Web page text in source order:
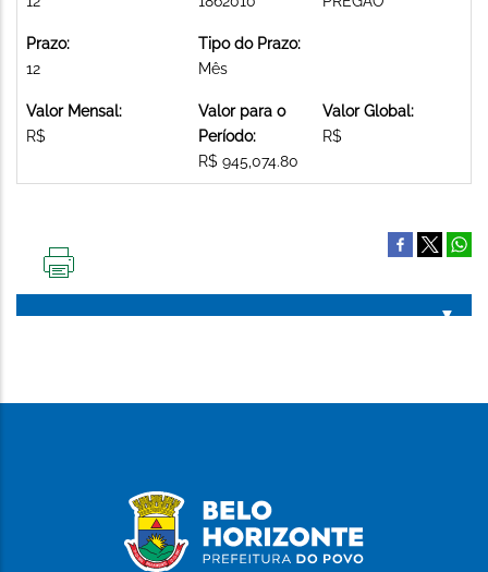
Prazo:
12
Tipo do Prazo:
Mês
Valor Mensal:
R$
Valor para o
Período:
R$ 945,074.80
Valor Global:
R$
PÁGINA